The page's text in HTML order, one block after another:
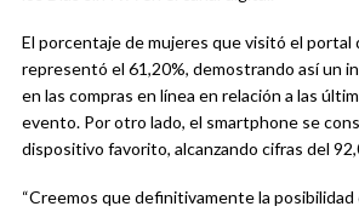
El porcentaje de mujeres que visitó el portal
representó el 61,20%, demostrando así un
en las compras en línea en relación a las
evento. Por otro lado, el smartphone se
dispositivo favorito, alcanzando cifras del
“Creemos que definitivamente la posibilidad